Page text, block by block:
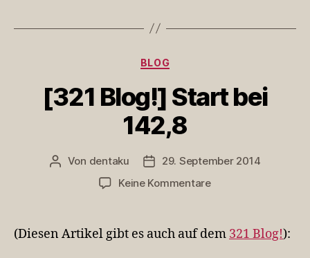
Kategorien
BLOG
[321 Blog!] Start bei
142,8
Beitragsautor
Von dentaku Veröffentlichungsdatum
29. September 2014
Keine Kommentarezu
Start
(Diesen Artikel gibt es auch auf dem 321 Blog!):